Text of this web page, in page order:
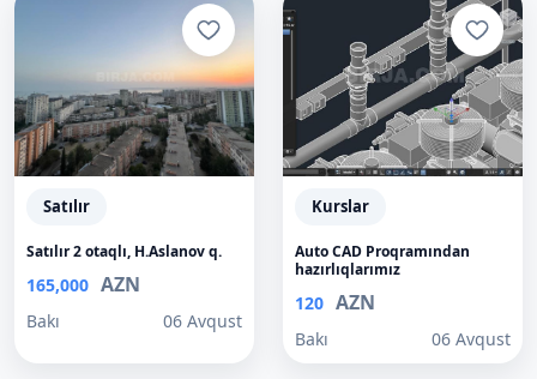
Satılır
Satılır 2 otaqlı, H.Aslanov q.
165,000 AZN
Bakı 06 Avqust
Kurslar
Auto CAD Proqramından
hazırlıqlarımız
120 AZN
Bakı 06 Avqust